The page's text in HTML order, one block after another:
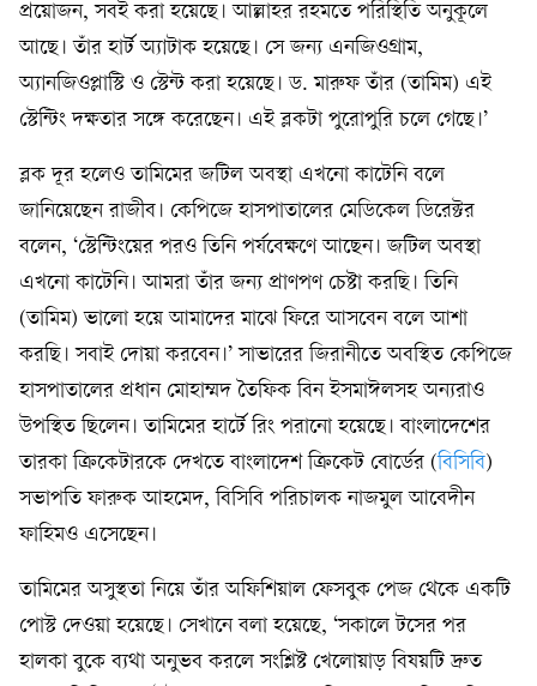
প্রয়োজন, সবই করা হয়েছে। আল্লাহর রহমতে পরিস্থিতি অনুকূলে
আছে। তাঁর হার্ট অ্যাটাক হয়েছে। সে জন্য এনজিওগ্রাম,
অ্যানজিওপ্লাস্টি ও স্টেন্ট করা হয়েছে। ড. মারুফ তাঁর (তামিম) এই
স্টেন্টিং দক্ষতার সঙ্গে করেছেন। এই ব্লকটা পুরোপুরি চলে গেছে।’
ব্লক দূর হলেও তামিমের জটিল অবস্থা এখনো কাটেনি বলে
জানিয়েছেন রাজীব। কেপিজে হাসপাতালের মেডিকেল ডিরেক্টর
বলেন, ‘স্টেন্টিংয়ের পরও তিনি পর্যবেক্ষণে আছেন। জটিল অবস্থা
এখনো কাটেনি। আমরা তাঁর জন্য প্রাণপণ চেষ্টা করছি। তিনি
(তামিম) ভালো হয়ে আমাদের মাঝে ফিরে আসবেন বলে আশা
করছি। সবাই দোয়া করবেন।’ সাভারের জিরানীতে অবস্থিত কেপিজে
হাসপাতালের প্রধান মোহাম্মদ তৈফিক বিন ইসমাঈলসহ অন্যরাও
উপস্থিত ছিলেন। তামিমের হার্টে রিং পরানো হয়েছে। বাংলাদেশের
তারকা ক্রিকেটারকে দেখতে বাংলাদেশ ক্রিকেট বোর্ডের (বিসিবি)
সভাপতি ফারুক আহমেদ, বিসিবি পরিচালক নাজমুল আবেদীন
ফাহিমও এসেছেন।
তামিমের অসুস্থতা নিয়ে তাঁর অফিশিয়াল ফেসবুক পেজ থেকে একটি
পোস্ট দেওয়া হয়েছে। সেখানে বলা হয়েছে, ‘সকালে টসের পর
হালকা বুকে ব্যথা অনুভব করলে সংশ্লিষ্ট খেলোয়াড় বিষয়টি দ্রুত